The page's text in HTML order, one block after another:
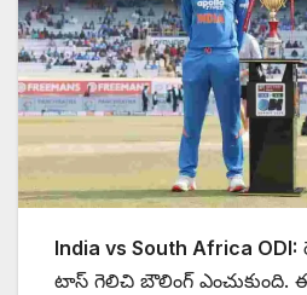
India vs South Africa ODI:
టాస్ గెలిచి బౌలింగ్